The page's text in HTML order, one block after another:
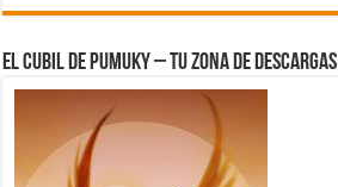
El Cubil de Pumuky – Tu zona de Descargas